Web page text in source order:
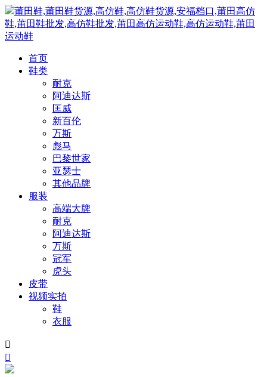
莆田鞋,莆田鞋货源,高仿鞋,高仿鞋货源,安福档口,莆田高仿
鞋,莆田鞋批发,高仿鞋批发,莆田高仿运动鞋,高仿运动鞋,莆田
运动鞋
首页
鞋类
耐克
阿迪达斯
匡威
新百伦
万斯
彪马
巴黎世家
亚瑟士
其他品牌
服装
高端大牌
耐克
阿迪达斯
万斯
冠军
虎头
皮带
视频实拍
鞋
衣服

